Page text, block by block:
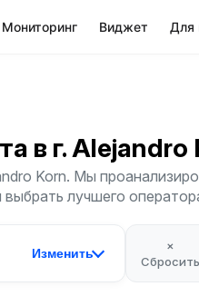
Мониторинг Виджет Для
в г. Alejandro
Korn. Мы
лучшего
Изменить
×
Сбросить